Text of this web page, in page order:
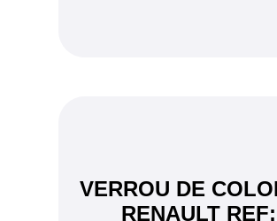
VERROU DE
RENAULT REF: